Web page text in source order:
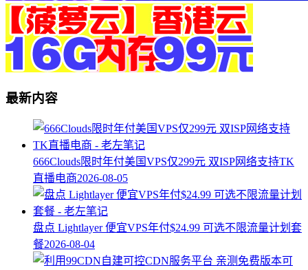
最新内容
666Clouds限时年付美国VPS仅299元 双ISP网络支持TK
直播电商2026-08-05
盘点 Lightlayer 便宜VPS年付$24.99 可选不限流量计划套
餐2026-08-04